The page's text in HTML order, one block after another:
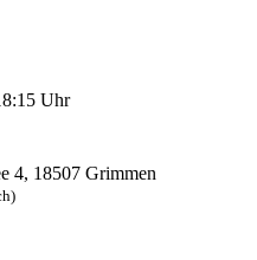
Uhr
4, 18507 Grimmen